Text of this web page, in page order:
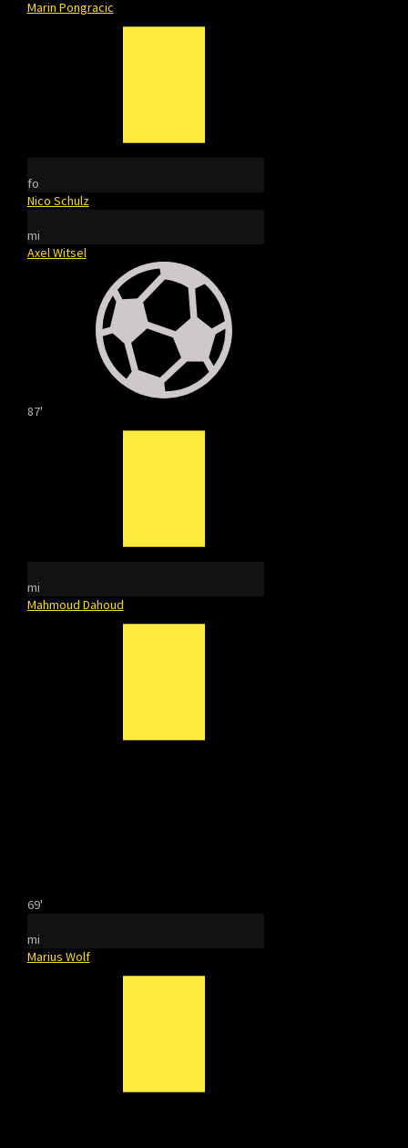
Marin Pongracic
fo
Nico Schulz
mi
Axel Witsel
87'
mi
Mahmoud Dahoud
69'
mi
Marius Wolf